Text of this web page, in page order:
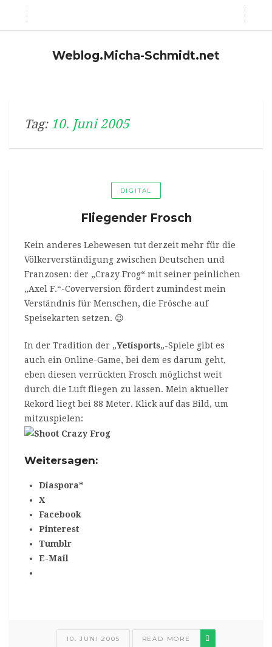
Weblog.Micha-Schmidt.net
Tag: 10. Juni 2005
DIGITAL
Fliegender Frosch
Kein anderes Lebewesen tut derzeit mehr für die
Völkerverständigung zwischen Deutschen und
Franzosen: der „Crazy Frog“ mit seiner peinlichen
„Axel F.“-Coverversion fördert zumindest mein
Verständnis für Menschen, die Frösche auf
Speisekarten setzen. 😉
In der Tradition der „Yetisports„-Spiele gibt es
auch ein Online-Game, bei dem es darum geht,
eben diesen verrückten Frosch möglichst weit
durch die Luft fliegen zu lassen. Mein aktueller
Rekord liegt bei 88 Meter. Klick auf das Bild, um
mitzuspielen:
Weitersagen:
Diaspora*
X
Facebook
Pinterest
Tumblr
E-Mail
10. JUNI 2005 READ MORE